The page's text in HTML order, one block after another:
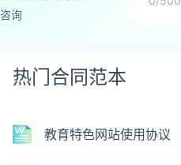
咨询
热门合同范本
教育特色网站使用协议